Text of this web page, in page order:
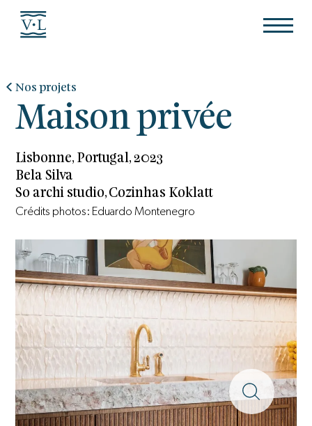
Nos projets
Maison privée
Lisbonne, Portugal, 2023
Bela Silva
So archi studio, Cozinhas Koklatt
Crédits photos: Eduardo Montenegro